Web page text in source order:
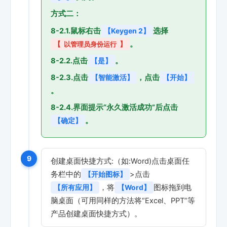
方式二：
8-2.1.鼠标右击
【Keygen 2】 选择
【 以管理员身份运行 】
。
8-2.2.点击
【是】
。
8-2.3.点击
【智能激活】 ，点击 【开始】
。
8-2.4.界面提示“永久激活成功”后点击
【确定】 。
9
创建桌面快捷方式:（如:Word)点击桌面任
务栏中的
【开始图标】 >点击
【所有应用】 ，将 【Word】
图标拖到电
脑桌面（可用同样的方法将“Excel、PPT”等
产品创建桌面快捷方式）。